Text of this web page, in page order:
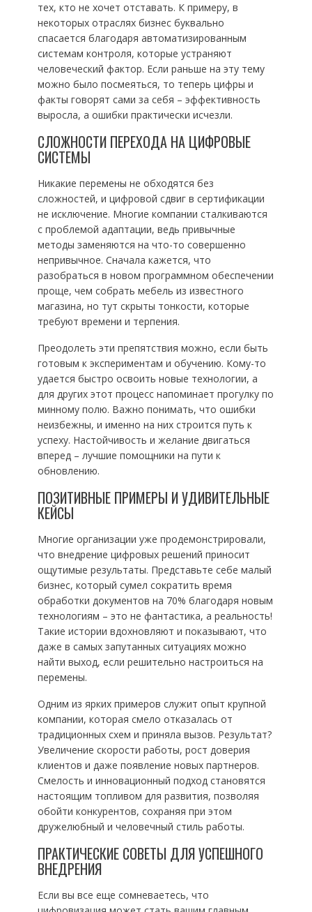
тех, кто не хочет отставать. К примеру, в
некоторых отраслях бизнес буквально
спасается благодаря автоматизированным
системам контроля, которые устраняют
человеческий фактор. Если раньше на эту тему
можно было посмеяться, то теперь цифры и
факты говорят сами за себя – эффективность
выросла, а ошибки практически исчезли.
СЛОЖНОСТИ ПЕРЕХОДА НА ЦИФРОВЫЕ
СИСТЕМЫ
Никакие перемены не обходятся без
сложностей, и цифровой сдвиг в сертификации
не исключение. Многие компании сталкиваются
с проблемой адаптации, ведь привычные
методы заменяются на что-то совершенно
непривычное. Сначала кажется, что
разобраться в новом программном обеспечении
проще, чем собрать мебель из известного
магазина, но тут скрыты тонкости, которые
требуют времени и терпения.
Преодолеть эти препятствия можно, если быть
готовым к экспериментам и обучению. Кому-то
удается быстро освоить новые технологии, а
для других этот процесс напоминает прогулку по
минному полю. Важно понимать, что ошибки
неизбежны, и именно на них строится путь к
успеху. Настойчивость и желание двигаться
вперед – лучшие помощники на пути к
обновлению.
ПОЗИТИВНЫЕ ПРИМЕРЫ И УДИВИТЕЛЬНЫЕ
КЕЙСЫ
Многие организации уже продемонстрировали,
что внедрение цифровых решений приносит
ощутимые результаты. Представьте себе малый
бизнес, который сумел сократить время
обработки документов на 70% благодаря новым
технологиям – это не фантастика, а реальность!
Такие истории вдохновляют и показывают, что
даже в самых запутанных ситуациях можно
найти выход, если решительно настроиться на
перемены.
Одним из ярких примеров служит опыт крупной
компании, которая смело отказалась от
традиционных схем и приняла вызов. Результат?
Увеличение скорости работы, рост доверия
клиентов и даже появление новых партнеров.
Смелость и инновационный подход становятся
настоящим топливом для развития, позволяя
обойти конкурентов, сохраняя при этом
дружелюбный и человечный стиль работы.
ПРАКТИЧЕСКИЕ СОВЕТЫ ДЛЯ УСПЕШНОГО
ВНЕДРЕНИЯ
Если вы все еще сомневаетесь, что